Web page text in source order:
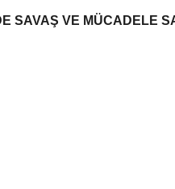
SAVAŞ VE MÜCADELE